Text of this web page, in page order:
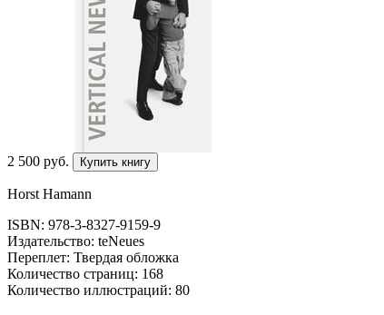
2 500 pуб. Купить книгу
Horst Hamann
ISBN: 978-3-8327-9159-9
Издательство: teNeues
Переплет: Твердая обложка
Количество страниц: 168
Количество иллюстраций: 80